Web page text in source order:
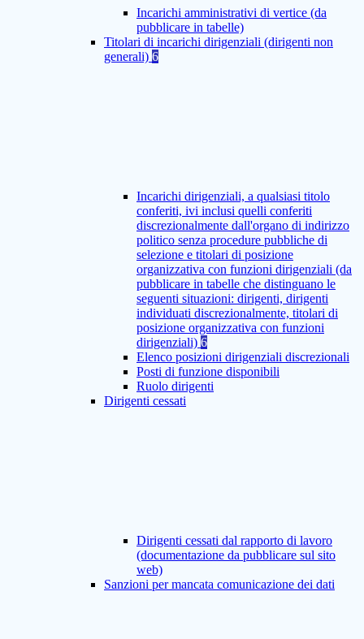
Incarichi amministrativi di vertice (da
pubblicare in tabelle)
Titolari di incarichi dirigenziali (dirigenti non
generali) 6
Incarichi dirigenziali, a qualsiasi titolo
conferiti, ivi inclusi quelli conferiti
discrezionalmente dall'organo di indirizzo
politico senza procedure pubbliche di
selezione e titolari di posizione
organizzativa con funzioni dirigenziali (da
pubblicare in tabelle che distinguano le
seguenti situazioni: dirigenti, dirigenti
individuati discrezionalmente, titolari di
posizione organizzativa con funzioni
dirigenziali) 6
Elenco posizioni dirigenziali discrezionali
Posti di funzione disponibili
Ruolo dirigenti
Dirigenti cessati
Dirigenti cessati dal rapporto di lavoro
(documentazione da pubblicare sul sito
web)
Sanzioni per mancata comunicazione dei dati